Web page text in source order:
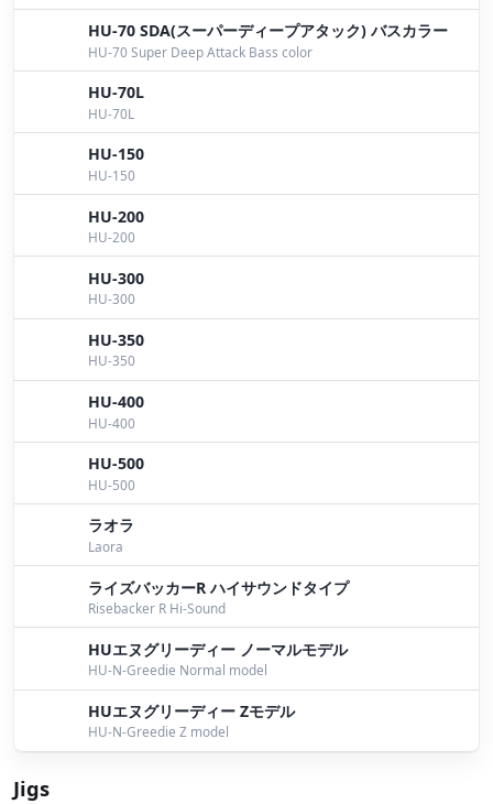
７月６日桧原湖ガイドby Bomber
６月２９日桧原湖ガイドby Bomber
６月２２日桧原湖ガイド
６月２１日桧原湖ガイド
６月１５日桧原湖ガイド
６月１０日桧原湖ガイド
６月８日桧原湖ガイド
６月５日桧原湖ガイドby Bomber
６月３日桧原湖ガイド
６月１日桧原湖ガイド
ヘビキャロタックルの詳細
5/27 ちょい投げ！by Iwata
５月２５日桧原湖ガイド
by Iwata
１１月１２日桧原湖ゴミ拾いby Bomber
１１月６日桧原湖ガイドby Bomber
１１月５日桧原湖ガイド
HU-70 SDA(スーパーディープアタック) バスカラー
HU-70 Super Deep Attack Bass color
HU-70L
HU-70L
HU-150
HU-150
HU-200
HU-200
HU-300
HU-300
HU-350
HU-350
HU-400
HU-400
HU-500
HU-500
ラオラ
Laora
ライズバッカーR ハイサウンドタイプ
Risebacker R Hi-Sound
HUエヌグリーディー ノーマルモデル
HU-N-Greedie Normal model
HUエヌグリーディー Zモデル
HU-N-Greedie Z model
Jigs